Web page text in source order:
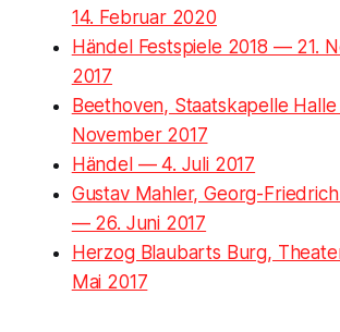
14. Februar 2020
Händel Festspiele 2018 — 21.
2017
Beethoven, Staatskapelle
November 2017
Händel — 4. Juli 2017
Gustav Mahler, Georg-
— 26. Juni 2017
Herzog Blaubarts Burg,
Mai 2017